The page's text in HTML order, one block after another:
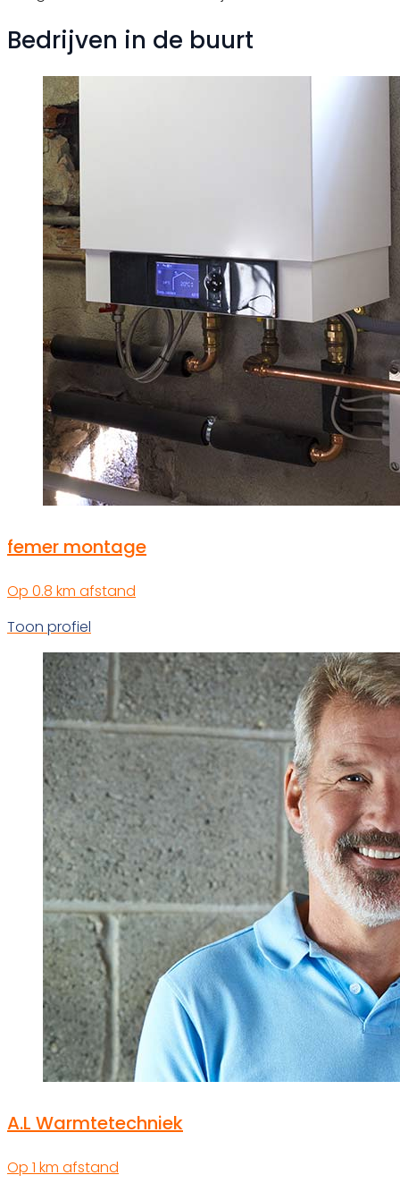
Bedrijven in de buurt
femer montage
Op 0.8 km afstand
Toon profiel
A.L Warmtetechniek
Op 1 km afstand